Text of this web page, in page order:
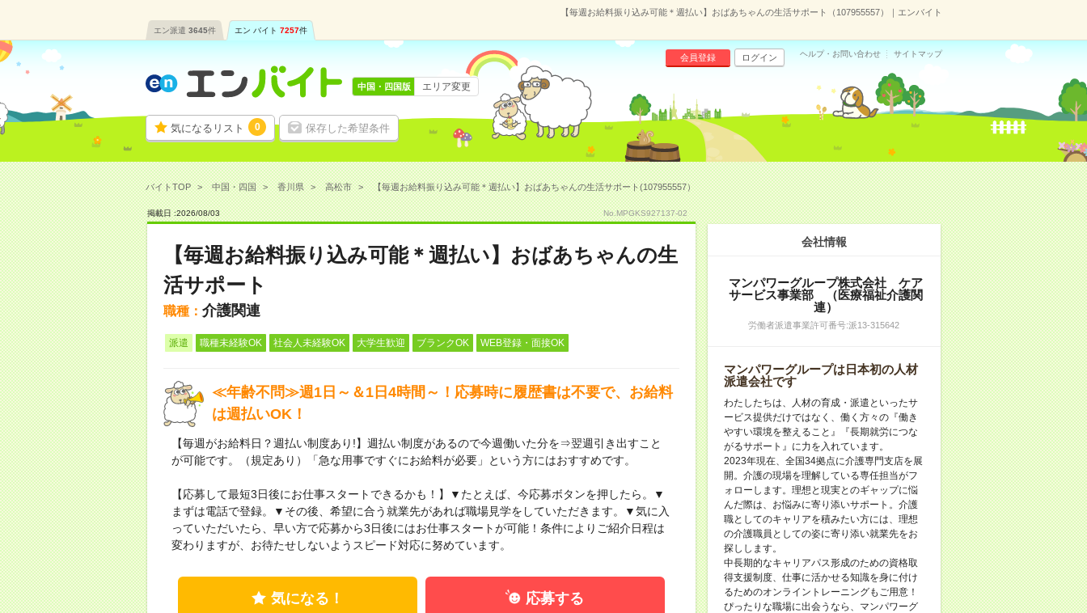
【毎週お給料振り込み可能＊週払い】おばあちゃんの生活サポート（107955557）｜エンバイト
エン派遣 3645件 エン バイト 7257件
気になるリスト 0 保存した希望条件
会員登録 ログイン ヘルプ・お問い合わせ サイトマップ
中国・四国版 エリア変更
バイトTOP 中国・四国 香川県 高松市 【毎週お給料振り込み可能＊週払い】おばあちゃんの生活サポート(107955557）
掲載日 :2026/08/03 No.MPGKS927137-02
【毎週お給料振り込み可能＊週払い】おばあちゃんの生
活サポート
職種： 介護関連
派遣 職種未経験OK 社会人未経験OK 大学生歓迎 ブランクOK WEB登録・面接OK
≪年齢不問≫週1日～＆1日4時間～！応募時に履歴書は不要で、お給料
は週払いOK！
【毎週がお給料日？週払い制度あり!】週払い制度があるので今週働いた分を⇒翌週引き出すこと
が可能です。（規定あり）「急な用事ですぐにお給料が必要」という方にはおすすめです。
【応募して最短3日後にお仕事スタートできるかも！】▼たとえば、今応募ボタンを押したら。▼
まずは電話で登録。▼その後、希望に合う就業先があれば職場見学をしていただきます。▼気に入
っていただいたら、早い方で応募から3日後にはお仕事スタートが可能！条件によりご紹介日程は
変わりますが、お待たせしないようスピード対応に努めています。
気になる！ 応募する
会社情報
マンパワーグループ株式会社 ケア
サービス事業部 （医療福祉介護関
連）
労働者派遣事業許可番号:派13-315642
マンパワーグループは日本初の人材
派遣会社です
わたしたちは、人材の育成・派遣といったサ
ービス提供だけではなく、働く方々の『働き
やすい環境を整えること』『長期就労につな
がるサポート』に力を入れています。
2023年現在、全国34拠点に介護専門支店を展
開。介護の現場を理解している専任担当がフ
ォローします。理想と現実とのギャップに悩
んだ際は、お悩みに寄り添いサポート。介護
職としてのキャリアを積みたい方には、理想
の介護職員としての姿に寄り添い就業先をお
探しします。
中長期的なキャリアパス形成のための資格取
得支援制度、仕事に活かせる知識を身に付け
るためのオンライントレーニングもご用意！
ぴったりな職場に出会うなら、マンパワーグ